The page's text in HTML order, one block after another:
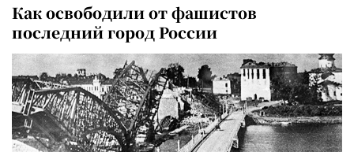
Как освободили от фашистов
последний город России